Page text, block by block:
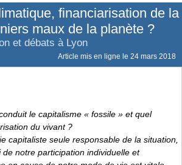
financiarisation de la
maux de la planète ?
et débats à Lyon
Article mis en ligne le 24 mars 2018
le capitalisme « fossile » et quel
du vivant ?
capitaliste seule responsable de la situation,
notre participation individuelle et